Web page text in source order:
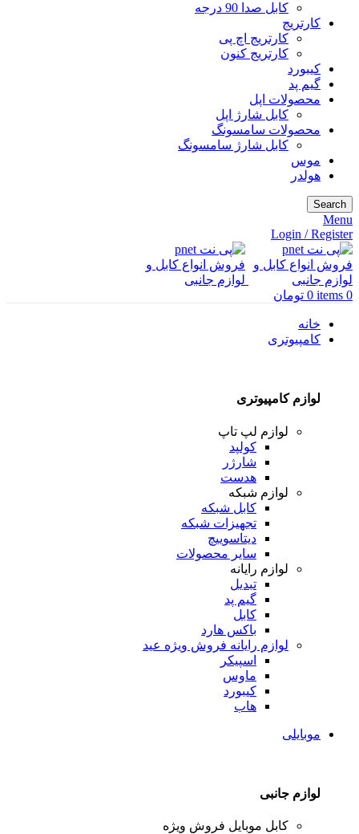
کابل صدا 90 درجه
کارتریج
کارتریج اچ پی
کارتریج کنون
کیبورد
گیم پد
محصولات اپل
کابل شارژ اپل
محصولات سامسونگ
کابل شارژ سامسونگ
موس
هولدر
Search
Menu
Login / Register
0
items
0 تومان
خانه
کامپیوتری
لوازم کامپیوتری
لوازم لپ تاپ
کولپد
شارژر
هدست
لوازم شبکه
کابل شبکه
تجهیزات شبکه
دیتاسوییچ
سایر محصولات
لوازم رایانه
تبدیل
گیم پد
کابل
باکس هارد
لوازم رایانه فروش ویژه عید
اسپیکر
ماوس
کیبورد
هاب
موبایلی
لوازم جانبی
کابل موبایل فروش ویژه